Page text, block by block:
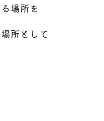
場所を
所として